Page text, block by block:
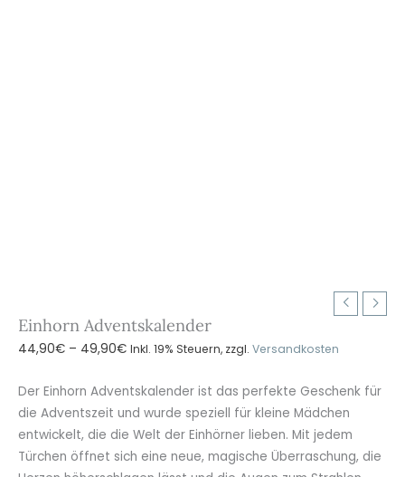
Einhorn Adventskalender
44,90€ – 49,90€Preisspanne:
bis
49,90€
Inkl. 19% Steuern, zzgl. Versandkosten
Der Einhorn Adventskalender ist das perfekte Geschenk für
die Adventszeit und wurde speziell für kleine Mädchen
entwickelt, die die Welt der Einhörner lieben. Mit jedem
Türchen öffnet sich eine neue, magische Überraschung, die